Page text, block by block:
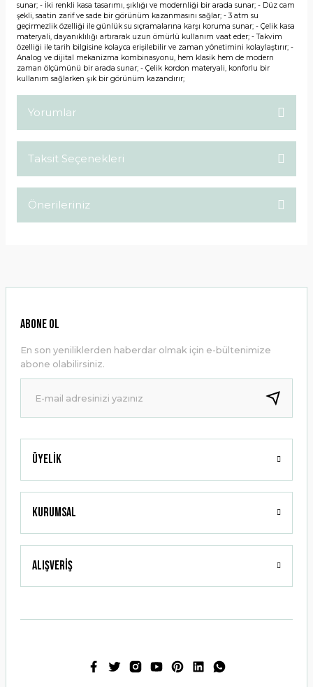
sunar; - İki renkli kasa tasarımı, şıklığı ve modernliği bir arada sunar; - Düz cam
şekli, saatin zarif ve sade bir görünüm kazanmasını sağlar; - 3 atm su
geçirmezlik özelliği ile günlük su sıçramalarına karşı koruma sunar; - Çelik kasa
materyali, dayanıklılığı artırarak uzun ömürlü kullanım vaat eder; - Takvim
özelliği ile tarih bilgisine kolayca erişilebilir ve zaman yönetimini kolaylaştırır; -
Analog ve dijital mekanizma kombinasyonu, hem klasik hem de modern
zaman ölçümünü bir arada sunar; - Çelik kordon materyali, konforlu bir
kullanım sağlarken şık bir görünüm kazandırır;
Yorumlar
Taksit Seçenekleri
Önerileriniz
Ürün resmi kalitesiz, bozuk veya görüntülenemiyor.
Ürün bilgilerinde hatalar bulunuyor.
Ürün fiyatı diğer sitelerden daha pahalı.
Bu ürüne benzer farklı alternatifler olmalı.
Gönder
Üyelik
Kurumsal
Alışveriş
ABONE OL
En son yeniliklerden haberdar olmak için e-bültenimize
abone olabilirsiniz.